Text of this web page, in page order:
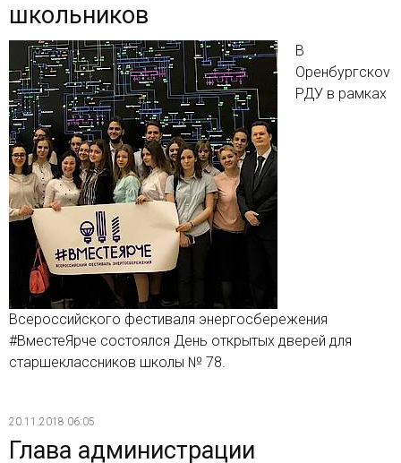
школьников
В
Оренбургскоv
РДУ в рамках
Всероссийского фестиваля энергосбережения
#ВместеЯрче состоялся День открытых дверей для
старшеклассников школы № 78.
20.11.2018 06:05
Глава администрации